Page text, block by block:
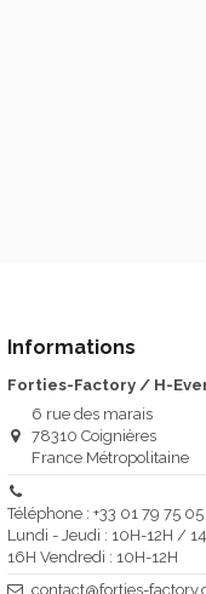
Informations
Forties-Factory / H-
6 rue des marais
78310 Coignières
France Métropolitaine
Téléphone : +33 01 79 75
Lundi - Jeudi : 10H-12H /
16H Vendredi : 10H-12H
contact@forties-